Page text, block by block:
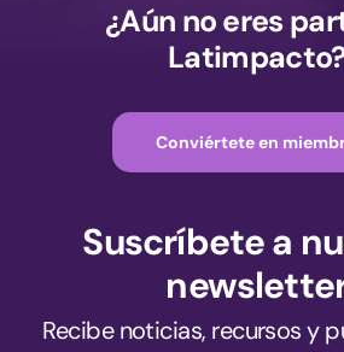
¿Aún no eres
Conviértete en
Suscríbete a
Recibe noticias, recursos y